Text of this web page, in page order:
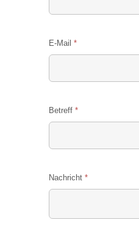
E-Mail *
Betreff *
Nachricht *